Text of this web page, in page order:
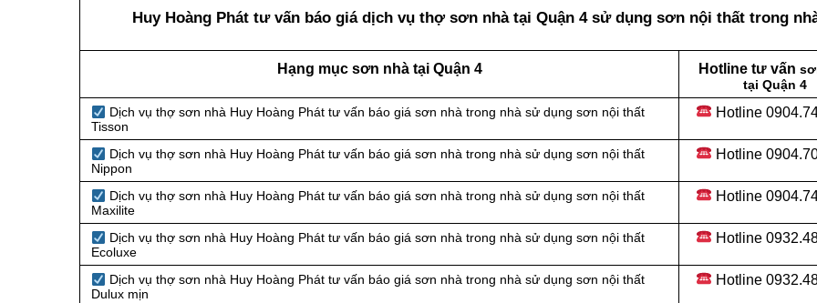
Huy Hoàng Phát tư vấn báo giá dịch vụ thợ sơn nhà tại Quận 4 sử dụng sơn nội thất trong
Hạng mục sơn nhà tại Quận 4 Hotline tư vấn
tại Quận 4
Dịch vụ thợ sơn nhà Huy Hoàng Phát tư vấn báo giá sơn nhà trong nhà sử dụng sơn nội thất
Tisson
Hotline
Dịch vụ thợ sơn nhà Huy Hoàng Phát tư vấn báo giá sơn nhà trong nhà sử dụng sơn nội thất
Nippon
Hotline
Dịch vụ thợ sơn nhà Huy Hoàng Phát tư vấn báo giá sơn nhà trong nhà sử dụng sơn nội thất
Maxilite
Hotline
Dịch vụ thợ sơn nhà Huy Hoàng Phát tư vấn báo giá sơn nhà trong nhà sử dụng sơn nội thất
Ecoluxe
Hotline
Dịch vụ thợ sơn nhà Huy Hoàng Phát tư vấn báo giá sơn nhà trong nhà sử dụng sơn nội thất
Dulux mịn
Hotline